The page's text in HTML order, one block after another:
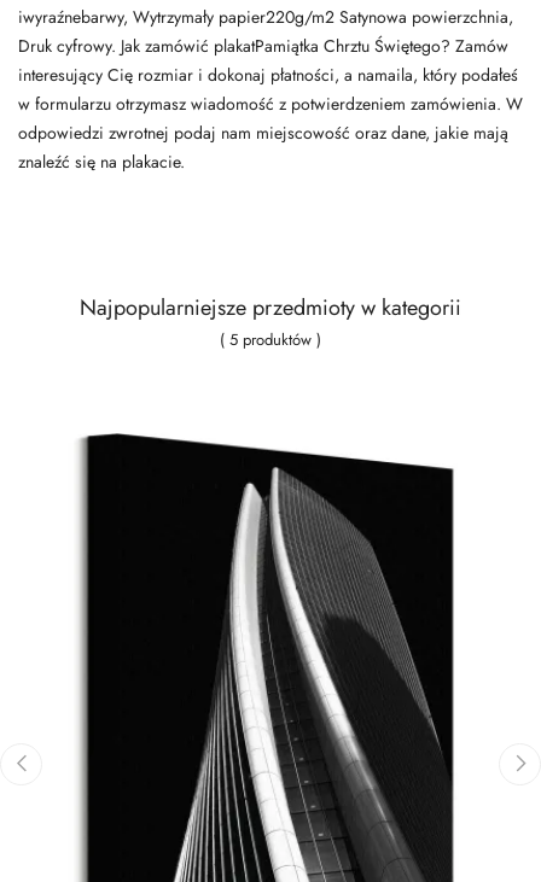
iwyraźnebarwy, Wytrzymały papier220g/m2 Satynowa powierzchnia,
Druk cyfrowy. Jak zamówić plakatPamiątka Chrztu Świętego? Zamów
interesujący Cię rozmiar i dokonaj płatności, a namaila, który podałeś
w formularzu otrzymasz wiadomość z potwierdzeniem zamówienia. W
odpowiedzi zwrotnej podaj nam miejscowość oraz dane, jakie mają
znaleźć się na plakacie.
Najpopularniejsze przedmioty w kategorii
( 5 produktów )